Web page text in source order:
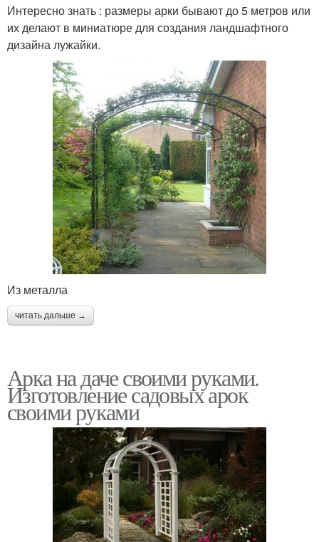
Интересно знать : размеры арки бывают до 5 метров или
их делают в миниатюре для создания ландшафтного
дизайна лужайки.
Из металла
читать дальше →
Арка на даче своими руками.
Изготовление садовых арок
своими руками